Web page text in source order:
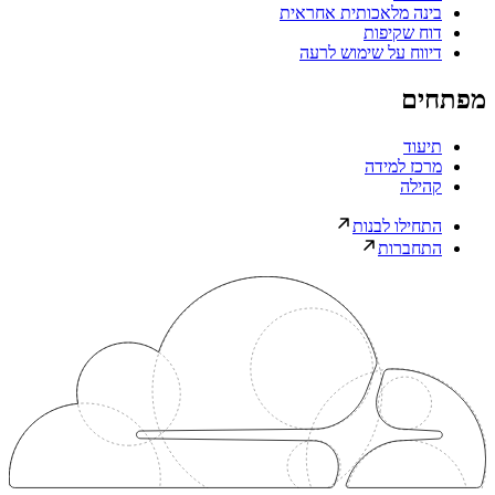
בינה מלאכותית אחראית
דוח שקיפות
דיווח על שימוש לרעה
מפתחים
תיעוד
מרכז למידה
קהילה
התחילו לבנות
התחברות